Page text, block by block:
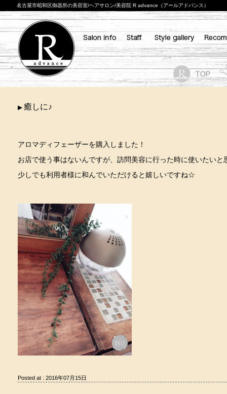
名古屋市昭和区御器所の美容室/ヘアサロン/美容院 R advance（アールアドバンス）
▶ 癒しに♪
アロマディフェーザーを購入しました！
お店で使う事はないんですが、訪問美容に行った時に使いたいと
少しでも利用者様に和んでいただけると嬉しいですね☆
Posted at : 2016年07月15日